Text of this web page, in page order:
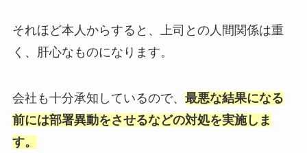
それほど本人からすると、上司との人間関係は重
く、肝心なものになります。
会社も十分承知しているので、 最悪な結果になる
前には部署異動をさせるなどの対処を実施しま
す。